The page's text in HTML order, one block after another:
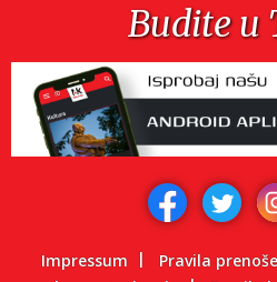
Budite u
Impressum Pravila